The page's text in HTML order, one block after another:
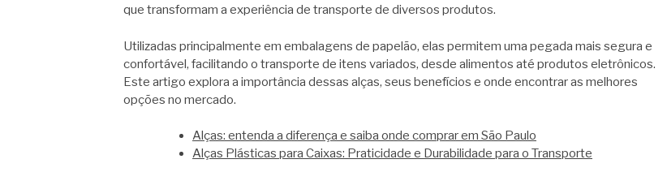
que transformam a experiência de transporte de diversos produtos.
Utilizadas principalmente em embalagens de papelão, elas permitem uma pegada mais segura e
confortável, facilitando o transporte de itens variados, desde alimentos até produtos eletrônicos.
Este artigo explora a importância dessas alças, seus benefícios e onde encontrar as melhores
opções no mercado.
Alças: entenda a diferença e saiba onde comprar em São Paulo
Alças Plásticas para Caixas: Praticidade e Durabilidade para o Transporte